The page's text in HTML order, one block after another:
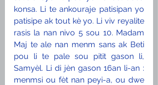
konsa. Li te ankouraje patisipan yo
patisipe ak tout kè yo. Li viv reyalite
rasis la nan nivo 5 sou 10. Madam
Maj te ale nan menm sans ak Beti
pou li te pale sou pitit gason li,
Samyèl. Li di jèn gason 16an li-an :
menmsi ou fèt nan peyi-a, ou dwe